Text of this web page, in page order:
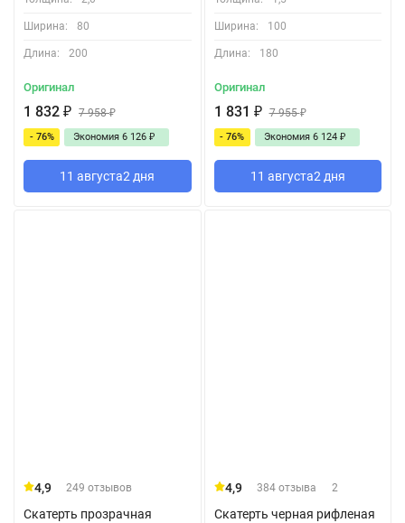
Ширина: 80
Длина: 200
Оригинал
1 832 ₽ 7 958₽
- 76% Экономия 6 126 ₽
11 августа2 дня
Ширина: 100
Длина: 180
Оригинал
1 831 ₽ 7 955₽
- 76% Экономия 6 124 ₽
11 августа2 дня
4,9 249 отзывов
Скатерть прозрачная
4,9 384 отзыва 2
Скатерть черная рифленая